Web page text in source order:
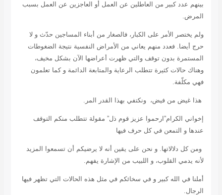
بينهم عدد كبير من العاطلين عن العمل أو العاجزين عن العمل بسبب
المرض.
ولم يختصر الأمر على الكبار، فالصغار من أبناء المساجين حدّث و لا
حرج أيضا. فعدد منهم يعاني من الأمراض النفسية نتيجة الضغوطات
المستمرة بدون توقف والتي ظهرت أعراضها الآن بشكل مخيف،
وهناك حالات كثيرة تتطلب الرعاية والمتابعة الدائمة و كما تعلمون
فهي مكلّفة.
هذا غيض من فيض، ونكتفي بهذا القدر المر.
إخواني الكرام”ارحموا عزيز قوم ذل” مقولة تتطلب منكم التوقف
عندها و التمعن في كل حرف فيها
ومن كل دلالاتها. و نحن على يقين أنه لا يرضيكم أن تسمعوا المزيد
لأنه يدمي القلوب، و اللبيب من الإشارة يفهم.
أملنا في الله كبير و في سخائكم في مثل هذه الحالات التي تظهر فيها
الرجال.